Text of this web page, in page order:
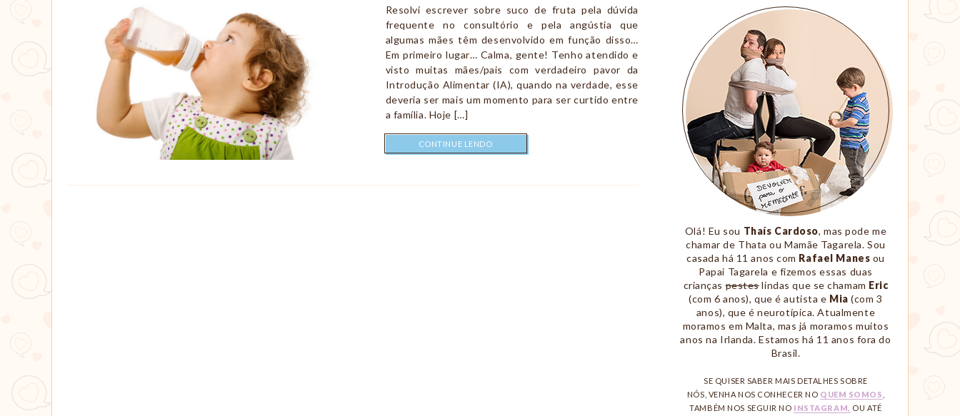
Resolvi escrever sobre suco de fruta pela dúvida
frequente no consultório e pela angústia que
algumas mães têm desenvolvido em função disso…
Em primeiro lugar… Calma, gente! Tenho atendido e
visto muitas mães/pais com verdadeiro pavor da
Introdução Alimentar (IA), quando na verdade, esse
deveria ser mais um momento para ser curtido entre
a família. Hoje […]
CONTINUE LENDO
Nós
Olá! Eu sou Thaís Cardoso, mas pode me
chamar de Thata ou Mamãe Tagarela. Sou
casada há 11 anos com Rafael Manes ou
Papai Tagarela e fizemos essas duas
criançaspesteslindas que se chamam Eric
(com 6 anos), que é autista e Mia (com 3
anos), que é neurotípica. Atualmente
moramos em Malta, mas já moramos muitos
anos na Irlanda. Estamos há 11 anos fora do
Brasil.
SE QUISER SABER MAIS DETALHES SOBRE
NÓS, VENHA NOS CONHECER NO QUEM SOMOS
TAMBÉM NOS SEGUIR NO INSTAGRAM, OU ATÉ